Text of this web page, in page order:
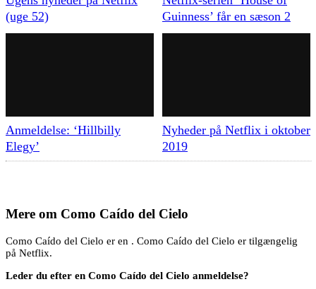
(uge 52)
Guinness’ får en sæson 2
Anmeldelse: ‘Hillbilly
Elegy’
Nyheder på Netflix i oktober
2019
Mere om Como Caído del Cielo
Como Caído del Cielo er en . Como Caído del Cielo er tilgængelig
på Netflix.
Leder du efter en Como Caído del Cielo anmeldelse?